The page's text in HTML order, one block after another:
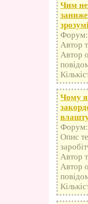
Чим
Форум:
Автор
Автор
Чому я
Форум:
Опис
Автор
Автор